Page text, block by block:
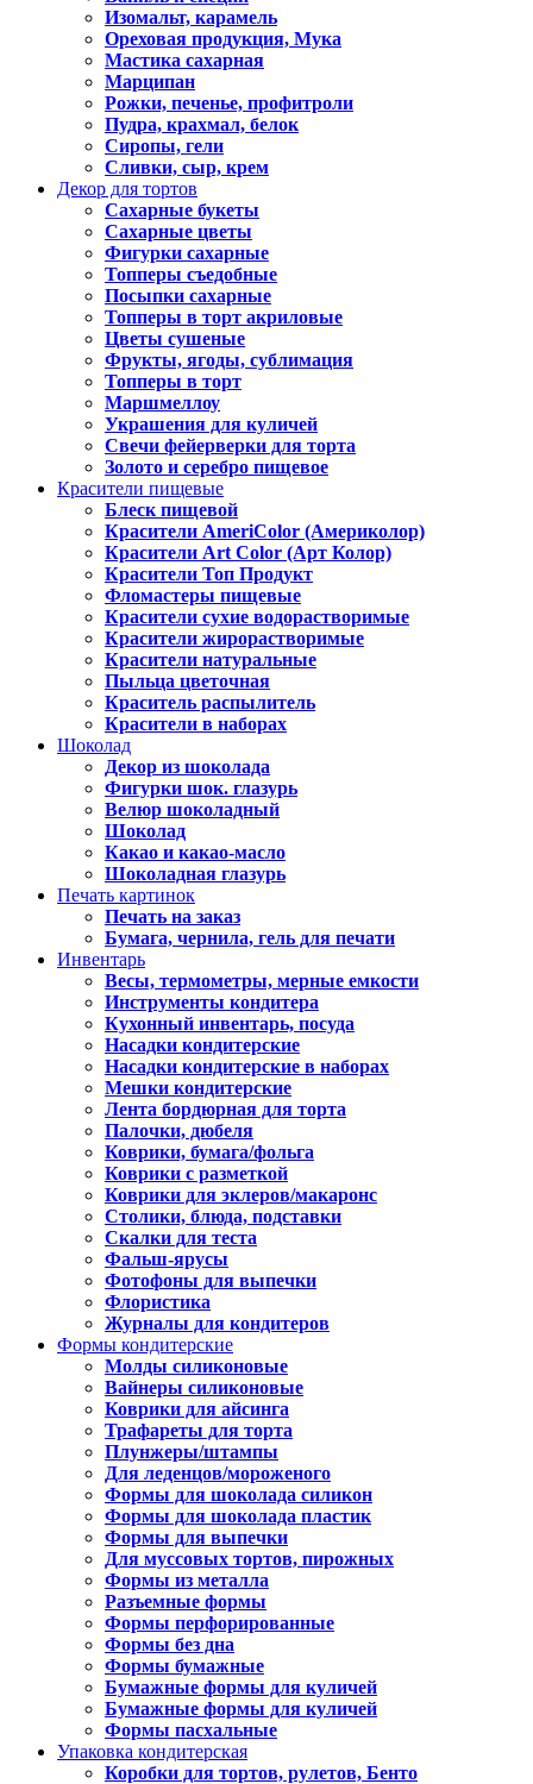
Изомальт, карамель
Ореховая продукция, Мука
Мастика сахарная
Марципан
Рожки, печенье, профитроли
Пудра, крахмал, белок
Сиропы, гели
Сливки, сыр, крем
Декор для тортов
Сахарные букеты
Сахарные цветы
Фигурки сахарные
Топперы съедобные
Посыпки сахарные
Топперы в торт акриловые
Цветы сушеные
Фрукты, ягоды, сублимация
Топперы в торт
Маршмеллоу
Украшения для куличей
Свечи фейерверки для торта
Золото и серебро пищевое
Красители пищевые
Блеск пищевой
Красители AmeriColor (Америколор)
Красители Art Color (Арт Колор)
Красители Топ Продукт
Фломастеры пищевые
Красители сухие водорастворимые
Красители жирорастворимые
Красители натуральные
Пыльца цветочная
Краситель распылитель
Красители в наборах
Шоколад
Декор из шоколада
Фигурки шок. глазурь
Велюр шоколадный
Шоколад
Какао и какао-масло
Шоколадная глазурь
Печать картинок
Печать на заказ
Бумага, чернила, гель для печати
Инвентарь
Весы, термометры, мерные емкости
Инструменты кондитера
Кухонный инвентарь, посуда
Насадки кондитерские
Насадки кондитерские в наборах
Мешки кондитерские
Лента бордюрная для торта
Палочки, дюбеля
Коврики, бумага/фольга
Коврики с разметкой
Коврики для эклеров/макаронс
Столики, блюда, подставки
Скалки для теста
Фальш-ярусы
Фотофоны для выпечки
Флористика
Журналы для кондитеров
Формы кондитерские
Молды силиконовые
Вайнеры силиконовые
Коврики для айсинга
Трафареты для торта
Плунжеры/штампы
Для леденцов/мороженого
Формы для шоколада силикон
Формы для шоколада пластик
Формы для выпечки
Для муссовых тортов, пирожных
Формы из металла
Разъемные формы
Формы перфорированные
Формы без дна
Формы бумажные
Бумажные формы для куличей
Бумажные формы для куличей
Формы пасхальные
Упаковка кондитерская
Коробки для тортов, рулетов, Бенто